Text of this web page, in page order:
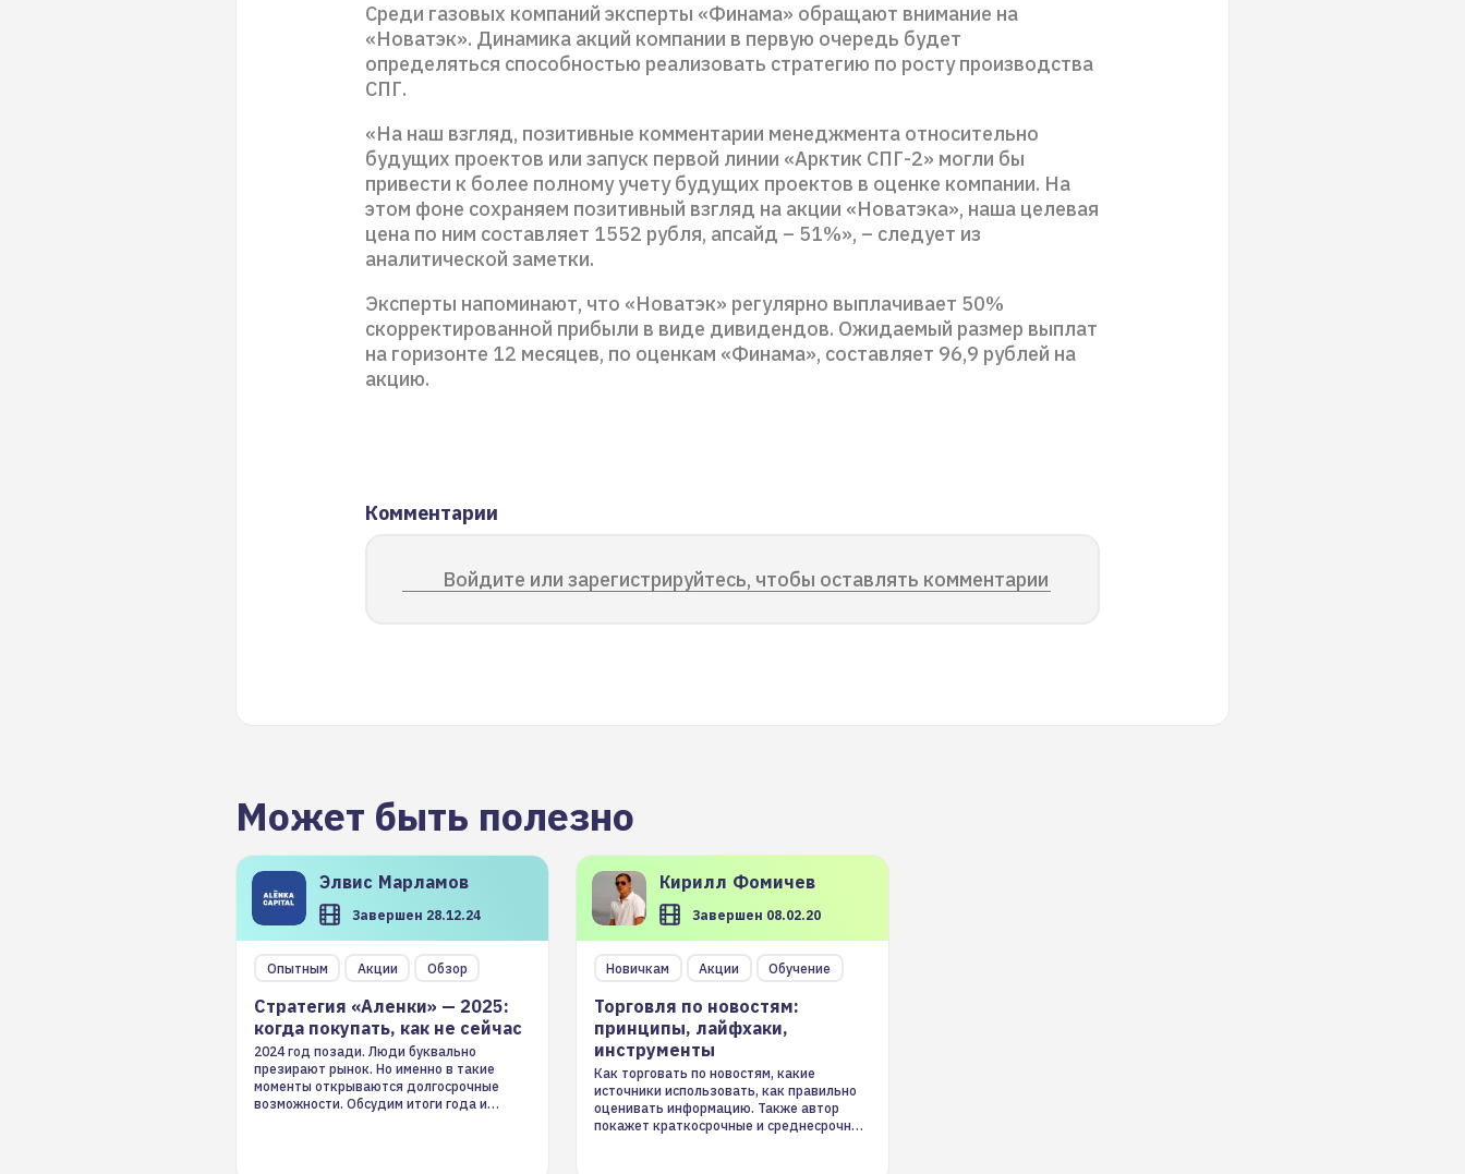
Среди газовых компаний эксперты «Финама» обращают внимание на
«Новатэк». Динамика акций компании в первую очередь будет
определяться способностью реализовать стратегию по росту производства
СПГ.
«На наш взгляд, позитивные комментарии менеджмента относительно
будущих проектов или запуск первой линии «Арктик СПГ-2» могли бы
привести к более полному учету будущих проектов в оценке компании. На
этом фоне сохраняем позитивный взгляд на акции «Новатэка», наша целевая
цена по ним составляет 1552 рубля, апсайд – 51%», – следует из
аналитической заметки.
Эксперты напоминают, что «Новатэк» регулярно выплачивает 50%
скорректированной прибыли в виде дивидендов. Ожидаемый размер выплат
на горизонте 12 месяцев, по оценкам «Финама», составляет 96,9 рублей на
акцию.
Комментарии
Войдите или зарегистрируйтесь, чтобы оставлять комментарии
Может быть полезно
Элвис Марламов
Завершен 28.12.24
Опытным Акции Обзор
Стратегия «Аленки» — 2025:
когда покупать, как не сейчас
2024 год позади. Люди буквально
презирают рынок. Но именно в такие
моменты открываются долгосрочные
возможности. Обсудим итоги года и
Кирилл Фомичев
Завершен 08.02.20
Новичкам Акции Обучение
Торговля по новостям:
принципы, лайфхаки,
инструменты
Как торговать по новостям, какие
источники использовать, как правильно
оценивать информацию. Также автор
покажет краткосрочные и среднесрочные